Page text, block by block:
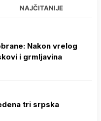
NAJČITANIJE
Nakon vrelog
i grmljavina
tri srpska